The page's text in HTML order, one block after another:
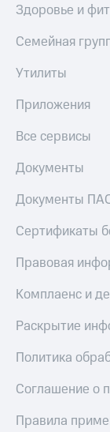
Здоровье и
Семейная
Утилиты
Приложения
Все сервисы
Документы
Документы
Сертификаты
Правовая
Комплаенс и
Раскрытие
Политика
Соглашение о
Правила